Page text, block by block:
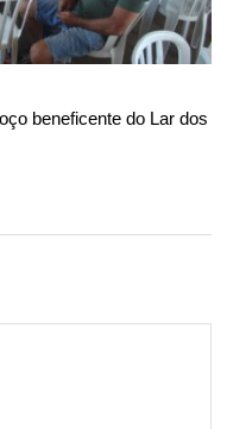
beneficente do Lar dos